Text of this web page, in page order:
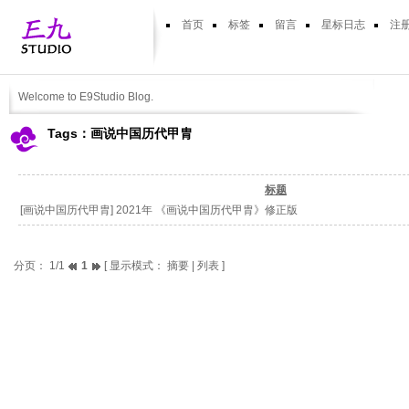
首页 标签 留言 星标日志 注
Welcome to E9Studio Blog.
Tags：画说中国历代甲胄
标题
[画说中国历代甲胄] 2021年 《画说中国历代甲胄》修正版
分页： 1/1 1 [ 显示模式： 摘要 列表 ]